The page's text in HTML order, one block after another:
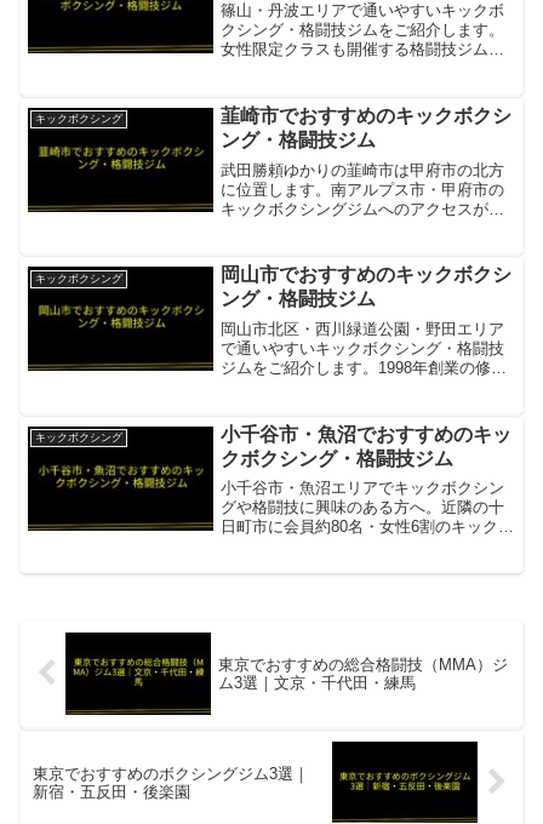
篠山・丹波エリアで通いやすいキックボ
クシング・格闘技ジムをご紹介します。
女性限定クラスも開催する格闘技ジムが
グ・フィットネス・パーソナルトレーニ
ングを提供・女性限...
キックボクシング
韮崎市でおすすめのキックボクシ
ング・格闘技ジム
武田勝頼ゆかりの韮崎市は甲府市の北方
に位置します。南アルプス市・甲府市の
キックボクシングジムへのアクセスが可
の本格キックボクシングジム・プロ育成
実績あり項目内容所在...
キックボクシング
岡山市でおすすめのキックボクシ
ング・格闘技ジム
岡山市北区・西川緑道公園・野田エリア
で通いやすいキックボクシング・格闘技
ジムをご紹介します。1998年創業の修斗
キックボクシングスタジオ リフィナス岡
山西川緑道公園駅徒...
キックボクシング
小千谷市・魚沼でおすすめのキッ
クボクシング・格闘技ジム
小千谷市・魚沼エリアでキックボクシン
グや格闘技に興味のある方へ。近隣の十
日町市に会員約80名・女性6割のキックボ
東京でおすすめの総合格闘技（MMA）ジ
ム3選｜文京・千代田・練馬
東京でおすすめのボクシングジム3選｜
新宿・五反田・後楽園